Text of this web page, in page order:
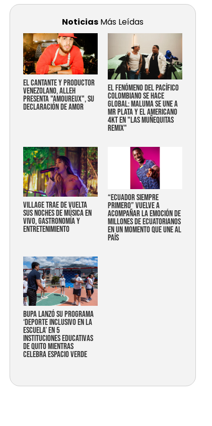
Noticias Más Leídas
EL CANTANTE Y PRODUCTOR
VENEZOLANO, ALLEH
PRESENTA "AMOUREUX", SU
DECLARACIÓN DE AMOR
EL FENÓMENO DEL PACÍFICO
COLOMBIANO SE HACE
GLOBAL: MALUMA SE UNE A
MR PLATA Y EL AMERICANO
4KT EN "LAS MUÑEQUITAS
REMIX"
Village trae de vuelta
sus noches de música en
vivo, gastronomía y
entretenimiento
“Ecuador siempre
primero” vuelve a
acompañar la emoción de
millones de ecuatorianos
en un momento que une al
país
Bupa lanzó su programa
‘Deporte Inclusivo en la
Escuela’ en 5
instituciones educativas
de Quito mientras
celebra espacio verde